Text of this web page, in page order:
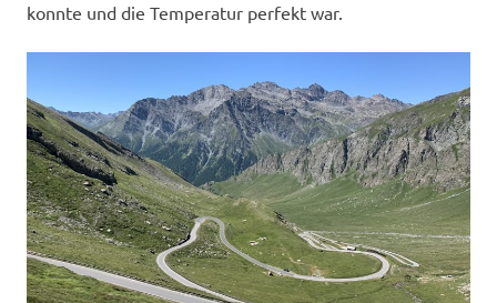
konnte und die Temperatur perfekt war.